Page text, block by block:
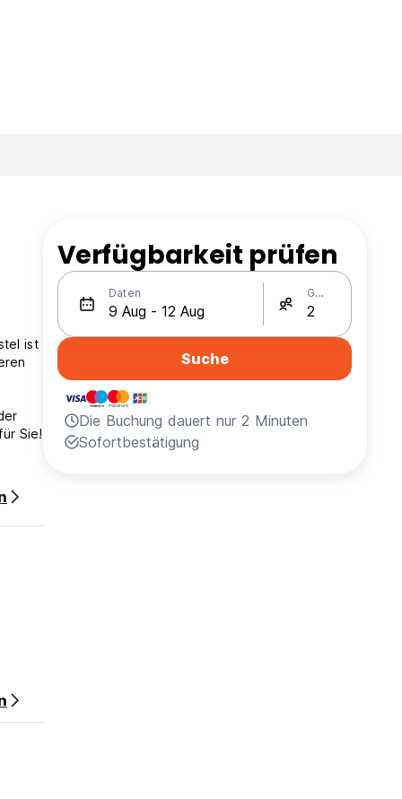
ist
Sie!
Verfügbarkeit prüfen
Daten Gäste
Suche
Die Buchung dauert nur 2 Minuten
Sofortbestätigung